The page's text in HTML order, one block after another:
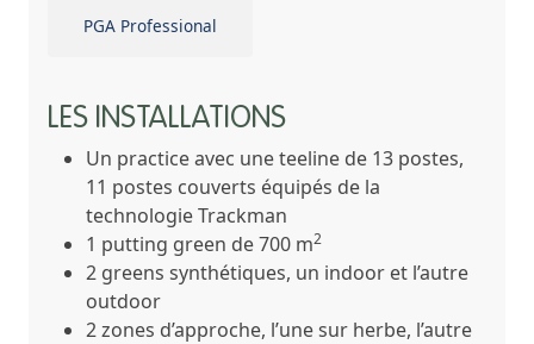
PGA Professional
LES INSTALLATIONS
Un practice avec une teeline de 13 postes,
11 postes couverts équipés de la
technologie Trackman
1 putting green de 700 m2
2 greens synthétiques, un indoor et l’autre
outdoor
2 zones d’approche, l’une sur herbe, l’autre